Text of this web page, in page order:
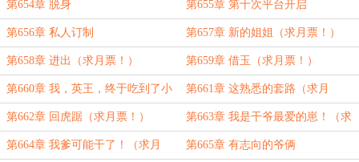
第654章 脱身 第655章 第十次平台开启
第656章 私人订制 第657章 新的姐姐（求月票！）
第658章 进出（求月票！） 第659章 借玉（求月票！）
第660章 我，英王，终于吃到了小
辣条（求月票！）
第661章 这熟悉的套路（求月
票！）
第662章 回虎踞（求月票！） 第663章 我是干爷最爱的崽！（求
月票！）
第664章 我爹可能干了！（求月 第665章 有志向的爷俩